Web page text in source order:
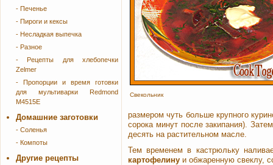
- Печенье
- Пироги и кексы
- Несладкая выпечка
- Разное
- Рецепты для хлебопечки
Zelmer
- Пропорции и время готовки
для мультиварки Redmond
M4515E
Домашние заготовки
- Соленья
- Компоты
Другие рецепты
Свекольник
размером чуть больше крупного
сорока минут после закипания).
десять на растительном масле.
Тем временем в кастрюльку
картофелину и обжаренную свеклу,